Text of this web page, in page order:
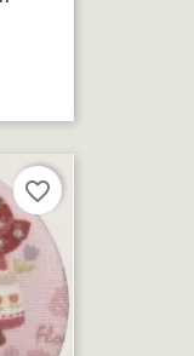
favorite_border